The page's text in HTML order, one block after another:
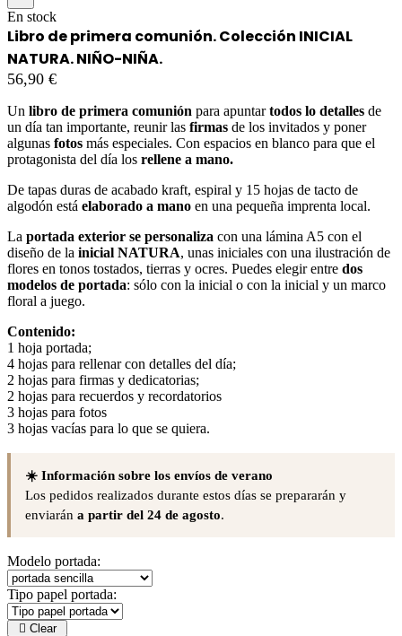
En stock
Libro de primera comunión. Colección INICIAL
NATURA. NIÑO-NIÑA.
56,90 €
Un libro de primera comunión para apuntartodos lo detalles de
un día tan importante, reunir las firmas de los invitados y poner
algunas fotos más especiales. Con espacios en blanco para que el
protagonista del día los rellene a mano.
De tapas duras de acabado kraft, espiral y 15 hojas de tacto de
algodón está elaborado a mano en una pequeña imprenta local.
La portada exterior se personaliza con una lámina A5 con el
diseño de la inicial NATURA, unas iniciales con una ilustración de
flores en tonos tostados, tierras y ocres. Puedes elegir entre dos
modelos de portada: sólo con la inicial o con la inicial y un marco
floral a juego.
Contenido:
1 hoja portada;
4 hojas para rellenar con detalles del día;
2 hojas para firmas y dedicatorias;
2 hojas para recuerdos y recordatorios
3 hojas para fotos
3 hojas vacías para lo que se quiera.
☀️ Información sobre los envíos de verano
Los pedidos realizados durante estos días se prepararán y
enviarán a partir del 24 de agosto.
Modelo portada:
Tipo papel portada:
Clear